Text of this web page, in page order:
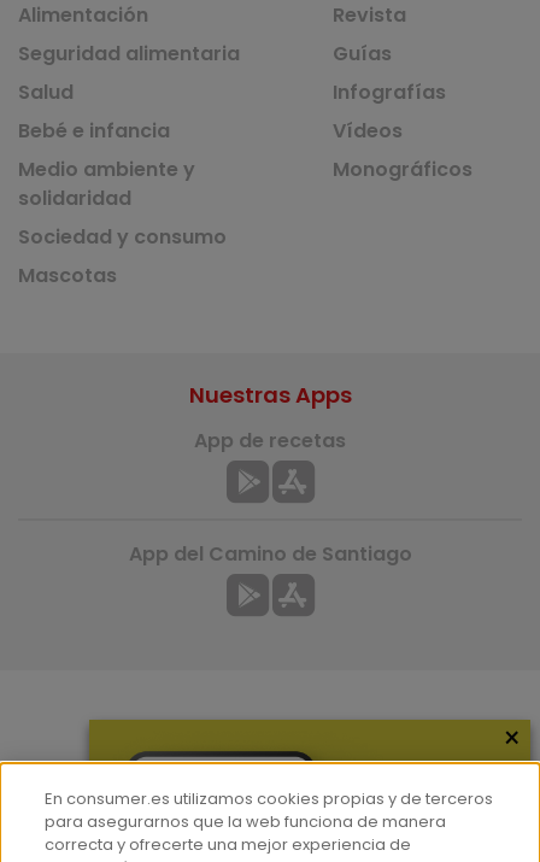
Alimentación
Seguridad alimentaria
Salud
Bebé e infancia
Medio ambiente y
solidaridad
Sociedad y consumo
Mascotas
Revista
Guías
Infografías
Vídeos
Monográficos
Hemeroteca
Nuestras Apps
App de recetas
App del Camino de Santiago
×
En consumer.es utilizamos cookies propias y de terceros
para asegurarnos que la web funciona de manera
correcta y ofrecerte una mejor experiencia de